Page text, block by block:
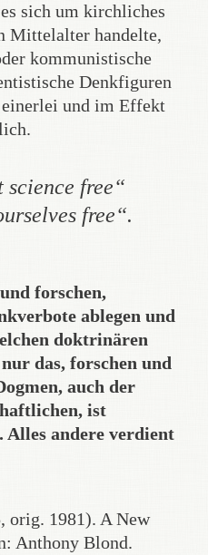
sich um kirchliches
Mittelalter handelte,
kommunistische
Denkfiguren
einerlei und im Effekt
science free“
free“.
forschen,
ablegen und
doktrinären
das, forschen und
auch der
ist
andere verdient
orig. 1981). A New
Anthony Blond.